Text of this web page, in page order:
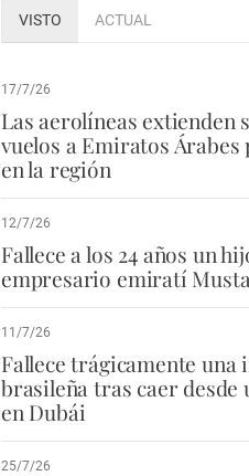
VISTO ACTUAL
17/7/26
Las aerolíneas extienden
vuelos a Emiratos
en la región
12/7/26
Fallece a los 24 años un
empresario emiratí
11/7/26
Fallece trágicamente una
brasileña tras caer desde
en Dubái
25/7/26